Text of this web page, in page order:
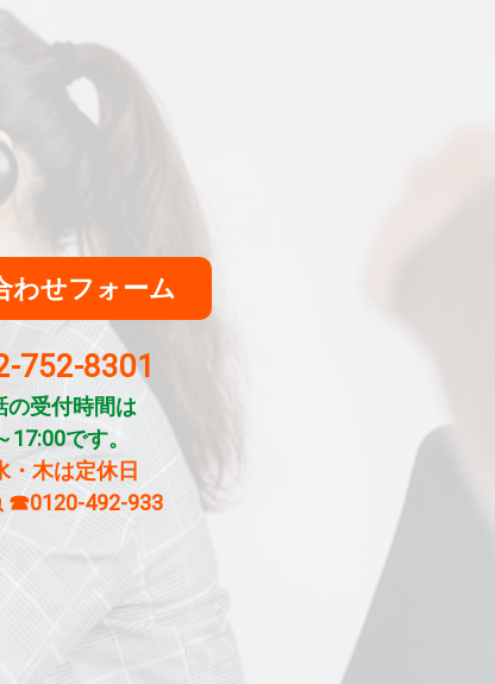
わせフォーム
752-8301
の受付時間は
17:00です。
・木は定休日
☎0120-492-933